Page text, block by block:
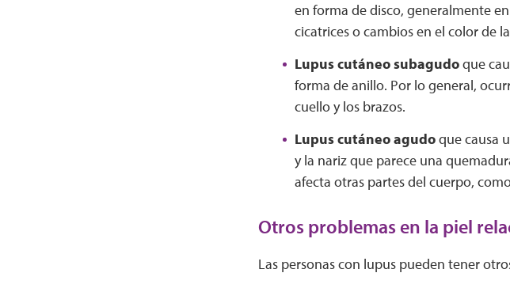
en forma de disco, generalmente
cicatrices o cambios en el color de
Lupus cutáneo subagudoque
forma de anillo. Por lo general,
cuello y los brazos.
Lupus cutáneo agudoque causa
y la nariz que parece una
afecta otras partes del cuerpo,
Otros problemas en la piel
Las personas con lupus pueden tener